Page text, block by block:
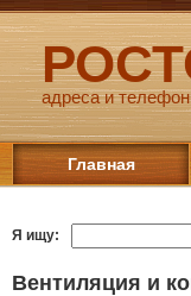
адреса и
Главная
Я ищу:
Вентиляция и